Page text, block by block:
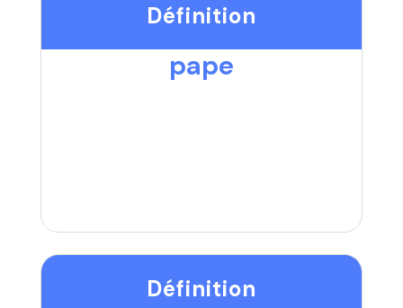
Définition
pape
Définition